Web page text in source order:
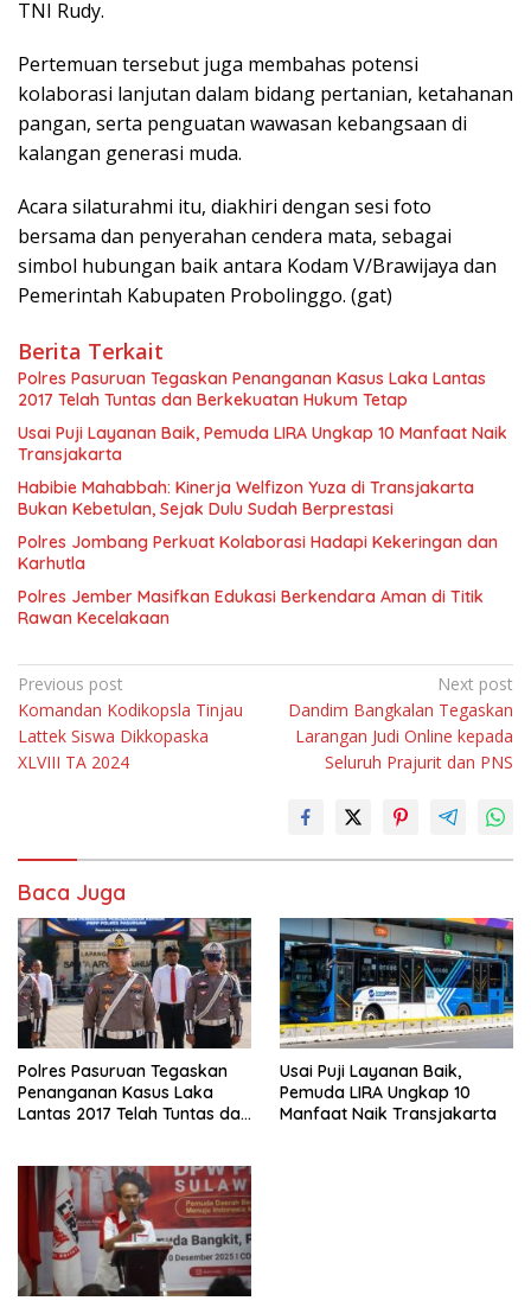
TNI Rudy.
Pertemuan tersebut juga membahas potensi
kolaborasi lanjutan dalam bidang pertanian, ketahanan
pangan, serta penguatan wawasan kebangsaan di
kalangan generasi muda.
Acara silaturahmi itu, diakhiri dengan sesi foto
bersama dan penyerahan cendera mata, sebagai
simbol hubungan baik antara Kodam V/Brawijaya dan
Pemerintah Kabupaten Probolinggo. (gat)
Berita Terkait
Polres Pasuruan Tegaskan Penanganan Kasus Laka Lantas
2017 Telah Tuntas dan Berkekuatan Hukum Tetap
Usai Puji Layanan Baik, Pemuda LIRA Ungkap 10 Manfaat Naik
Transjakarta
Habibie Mahabbah: Kinerja Welfizon Yuza di Transjakarta
Bukan Kebetulan, Sejak Dulu Sudah Berprestasi
Polres Jombang Perkuat Kolaborasi Hadapi Kekeringan dan
Karhutla
Polres Jember Masifkan Edukasi Berkendara Aman di Titik
Rawan Kecelakaan
Navigasi
pos
Previous post
Komandan Kodikopsla Tinjau
Lattek Siswa Dikkopaska
XLVIII TA 2024
Next post
Dandim Bangkalan Tegaskan
Larangan Judi Online kepada
Seluruh Prajurit dan PNS
Baca Juga
Polres Pasuruan Tegaskan
Penanganan Kasus Laka
Lantas 2017 Telah Tuntas dan
Usai Puji Layanan Baik,
Pemuda LIRA Ungkap 10
Manfaat Naik Transjakarta